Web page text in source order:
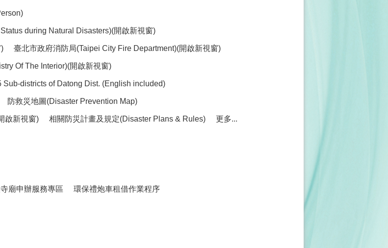
during Natural Disasters)(開啟新視窗)
臺北市政府消防局(Taipei City Fire Department)(開啟新視窗)
Of The Interior)(開啟新視窗)
districts of Datong Dist. (English included)
防救災地圖(Disaster Prevention Map)
啟新視窗) 相關防災計畫及規定(Disaster Plans & Rules) 更多...
廟申辦服務專區 環保禮炮車租借作業程序